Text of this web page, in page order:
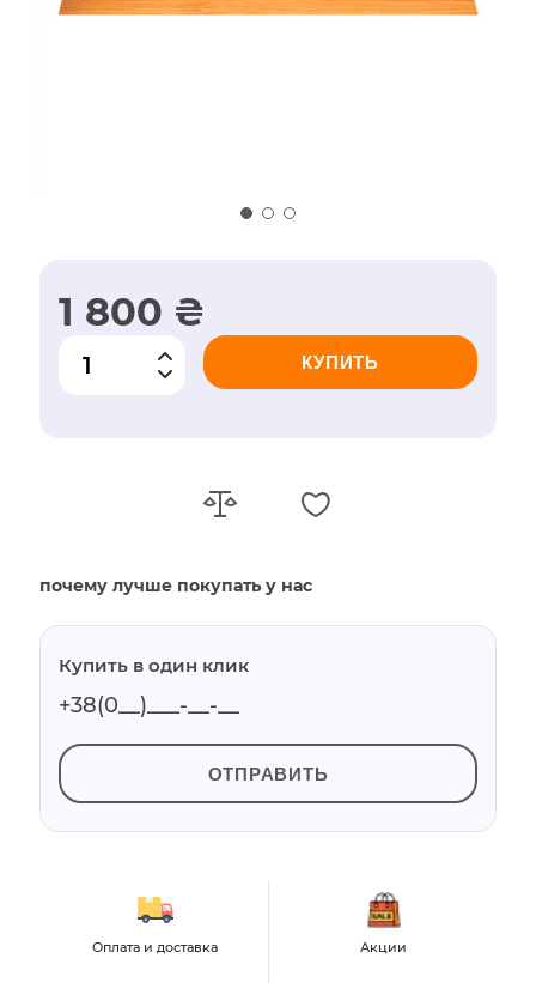
1 800 ₴
КУПИТЬ
почему лучше покупать у нас
Купить в один клик
ОТПРАВИТЬ
Оплата и доставка Акции